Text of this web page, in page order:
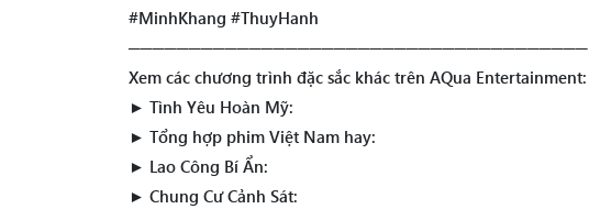
#MinhKhang #ThuyHanh
──────────────────────────────────────
Xem các chương trình đặc sắc khác trên AQua Entertainment:
► Tình Yêu Hoàn Mỹ:
► Tổng hợp phim Việt Nam hay:
► Lao Công Bí Ẩn:
► Chung Cư Cảnh Sát: